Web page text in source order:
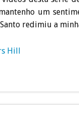
um
redimiu a
Hill